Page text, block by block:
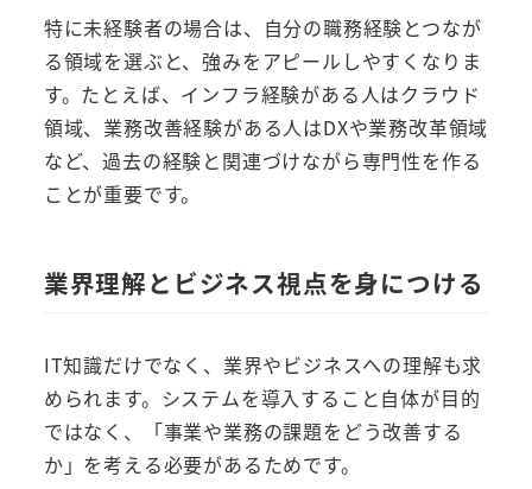
特に未経験者の場合は、自分の職務経験とつなが
る領域を選ぶと、強みをアピールしやすくなりま
す。たとえば、インフラ経験がある人はクラウド
領域、業務改善経験がある人はDXや業務改革領域
など、過去の経験と関連づけながら専門性を作る
ことが重要です。
業界理解とビジネス視点を身につける
IT知識だけでなく、業界やビジネスへの理解も求
められます。システムを導入すること自体が目的
ではなく、「事業や業務の課題をどう改善する
か」を考える必要があるためです。